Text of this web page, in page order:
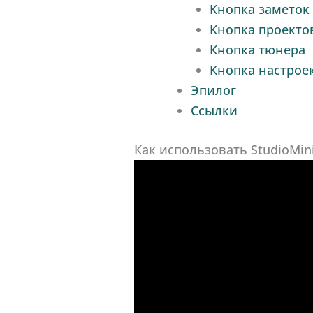
Кнопка заметок
Кнопка
Кнопка тюнера
Кнопка
Эпилог
Ссылки
Как использовать